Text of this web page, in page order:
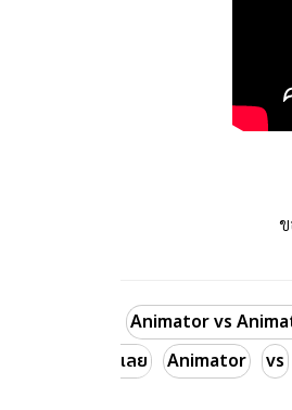
Animator vs
เลย
Animator vs